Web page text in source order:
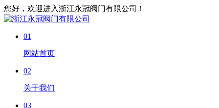
您好，欢迎进入浙江永冠阀门有限公司！
01
网站首页
02
关于我们
03